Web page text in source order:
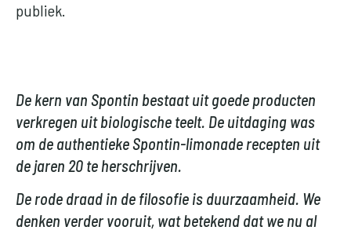
publiek.
De kern van Spontin bestaat uit goede producten
verkregen uit biologische teelt. De uitdaging was
om de authentieke Spontin-limonade recepten uit
de jaren 20 te herschrijven.
De rode draad in de filosofie is duurzaamheid. We
denken verder vooruit, wat betekend dat we nu al